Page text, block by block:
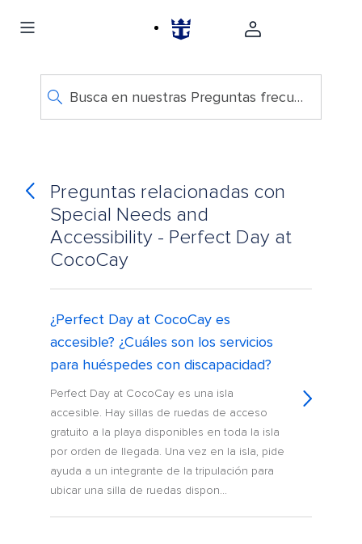
Busca en nuestras Preguntas frecuentes
Preguntas relacionadas con
Special Needs and
Accessibility - Perfect Day at
CocoCay
¿Perfect Day at CocoCay es
accesible? ¿Cuáles son los servicios
para huéspedes con discapacidad?
Perfect Day at CocoCay es una isla
accesible. Hay sillas de ruedas de acceso
gratuito a la playa disponibles en toda la isla
por orden de llegada. Una vez en la isla, pide
ayuda a un integrante de la tripulación para
ubicar una silla de ruedas dispon...